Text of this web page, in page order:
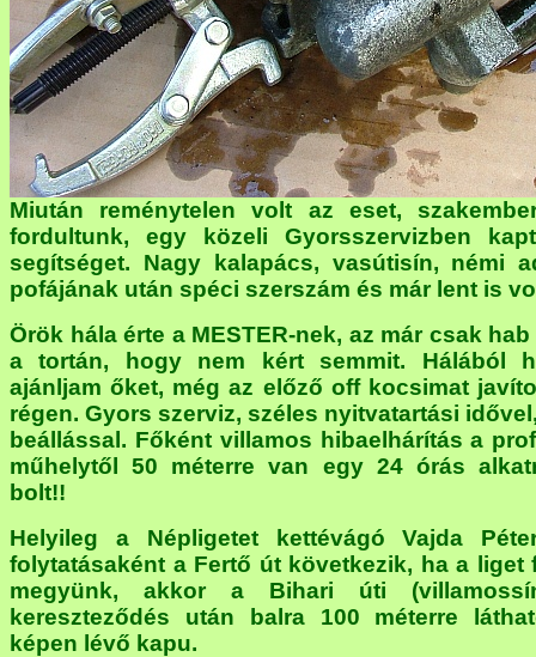
Miután reménytelen volt az eset,
fordultunk, egy közeli Gyorsszervizben
segítséget. Nagy kalapács, vasútisín, némi
pofájának után spéci szerszám és már lent is
Örök hála érte a MESTER-nek, az már csak
a tortán, hogy nem kért semmit. Hálából
ajánljam őket, még az előző off kocsimat
régen. Gyors szerviz, széles nyitvatartási
beállással. Főként villamos hibaelhárítás a
műhelytől 50 méterre van egy 24 órás
bolt!!
Helyileg a Népligetet kettévágó Vajda
folytatásaként a Fertő út következik, ha a liget
megyünk, akkor a Bihari úti
kereszteződés után balra 100 méterre
képen lévő kapu.